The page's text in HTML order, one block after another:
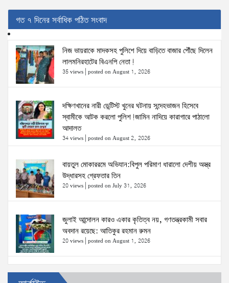
গত ৭ দিনের সর্বাধিক পঠিত সংবাদ
নিজ ভায়রাকে মাদকসহ পুলিশে দিয়ে বাড়িতে বাজার পৌঁছে দিলেন
লালমনিরহাটের বিএনপি নেতা!
35 views posted on August 1, 2026
দক্ষিণখানের নারী ডেন্টিস্ট খুনের ঘটনায় সন্দেহভাজন হিসেবে
স্বামীকে আটক করলো পুলিশ!জামিন নাদিয়ে কারাগারে পাঠালো
আদালত
34 views posted on August 2, 2026
বায়তুল মোকাররমে অভিযান:বিপুল পরিমাণ ধারালো দেশীয় অস্ত্র
উদ্ধারসহ গ্রেফতার তিন
20 views posted on July 31, 2026
জুলাই আন্দোলন কারও একার কৃতিত্ব নয়, গণতন্ত্রকামী সবার
অবদান রয়েছে: আতিকুর রহমান রুমন
20 views posted on August 1, 2026
উত্তরখানে ডিএনসিসি প্রশাসক মো. শফিকুল ও ঢাকা-১৮